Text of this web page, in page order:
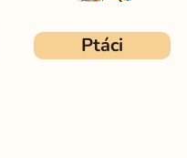
Ptáci